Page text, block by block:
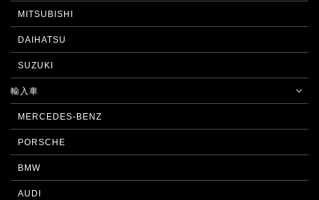
MITSUBISHI
DAIHATSU
SUZUKI
輸入車
MERCEDES-BENZ
PORSCHE
BMW
AUDI